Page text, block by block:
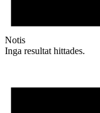
Notis
Inga resultat hittades.